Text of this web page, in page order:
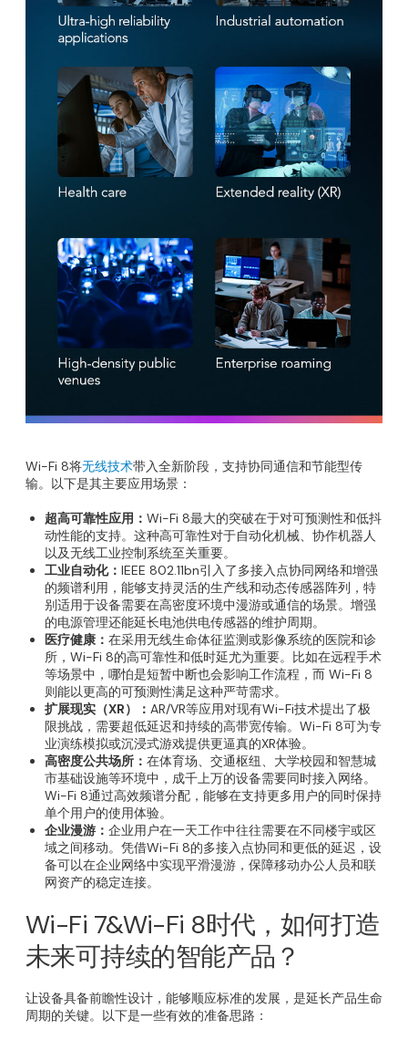
Wi-Fi 8将无线技术带入全新阶段，支持协同通信和节能型传
输。以下是其主要应用场景：
超高可靠性应用： Wi-Fi 8最大的突破在于对可预测性和低抖
动性能的支持。这种高可靠性对于自动化机械、协作机器人
以及无线工业控制系统至关重要。
工业自动化： IEEE 802.11bn引入了多接入点协同网络和增强
的频谱利用，能够支持灵活的生产线和动态传感器阵列，特
别适用于设备需要在高密度环境中漫游或通信的场景。增强
的电源管理还能延长电池供电传感器的维护周期。
医疗健康： 在采用无线生命体征监测或影像系统的医院和诊
所，Wi-Fi 8的高可靠性和低时延尤为重要。比如在远程手术
等场景中，哪怕是短暂中断也会影响工作流程，而 Wi-Fi 8
则能以更高的可预测性满足这种严苛需求。
扩展现实（XR）： AR/VR等应用对现有Wi-Fi技术提出了极
限挑战，需要超低延迟和持续的高带宽传输。Wi-Fi 8可为专
业演练模拟或沉浸式游戏提供更逼真的XR体验。
高密度公共场所： 在体育场、交通枢纽、大学校园和智慧城
市基础设施等环境中，成千上万的设备需要同时接入网络。
Wi-Fi 8通过高效频谱分配，能够在支持更多用户的同时保持
单个用户的使用体验。
企业漫游： 企业用户在一天工作中往往需要在不同楼宇或区
域之间移动。凭借Wi-Fi 8的多接入点协同和更低的延迟，设
备可以在企业网络中实现平滑漫游，保障移动办公人员和联
网资产的稳定连接。
Wi-Fi 7&Wi-Fi 8时代，如何打造
未来可持续的智能产品？
让设备具备前瞻性设计，能够顺应标准的发展，是延长产品生命
周期的关键。以下是一些有效的准备思路：